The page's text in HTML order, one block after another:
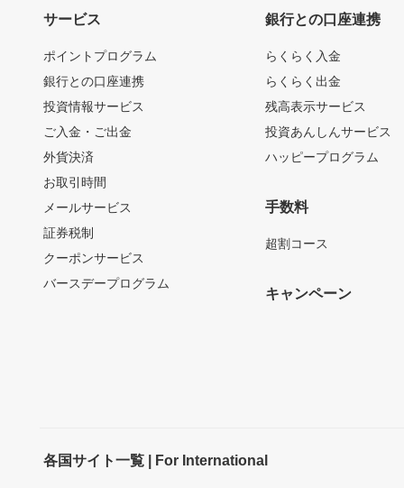
サービス
ポイントプログラム
銀行との口座連携
投資情報サービス
ご入金・ご出金
外貨決済
お取引時間
メールサービス
証券税制
クーポンサービス
バースデープログラム
銀行との口座連携
らくらく入金
らくらく出金
残高表示サービス
投資あんしんサービス
ハッピープログラム
手数料
超割コース
キャンペーン
各国サイト一覧 | For International